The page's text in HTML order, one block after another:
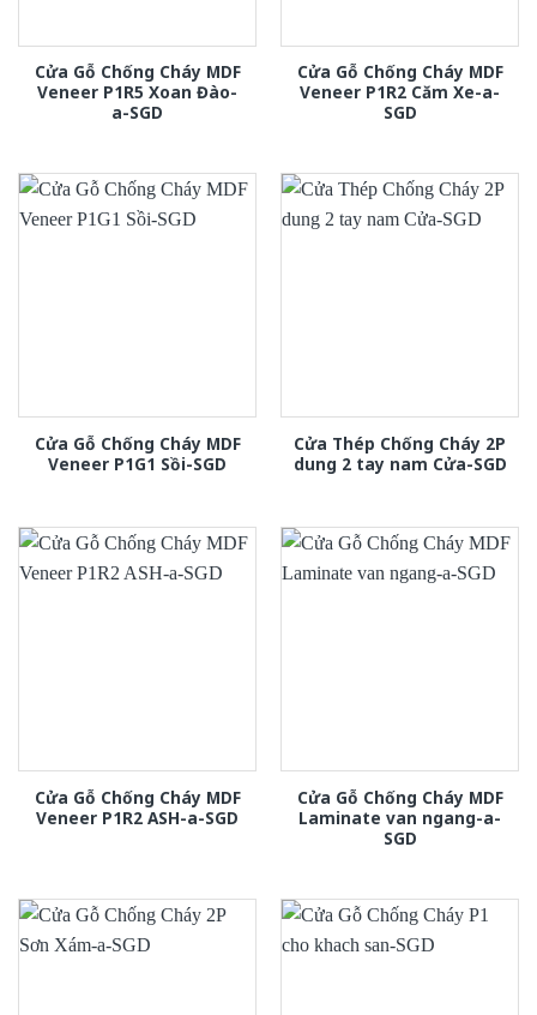
Cửa Gỗ Chống Cháy MDF
Veneer P1R5 Xoan Đào-
a-SGD
Cửa Gỗ Chống Cháy MDF
Veneer P1R2 Căm Xe-a-
SGD
Cửa Gỗ Chống Cháy MDF
Veneer P1G1 Sồi-SGD
Cửa Thép Chống Cháy 2P
dung 2 tay nam Cửa-SGD
Cửa Gỗ Chống Cháy MDF
Veneer P1R2 ASH-a-SGD
Cửa Gỗ Chống Cháy MDF
Laminate van ngang-a-
SGD